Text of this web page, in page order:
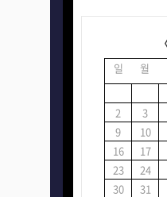
일 월
2
3
9
10
16
17
23
24
30
31